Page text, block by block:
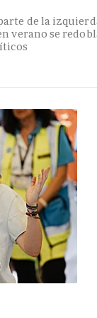
de la
verano se